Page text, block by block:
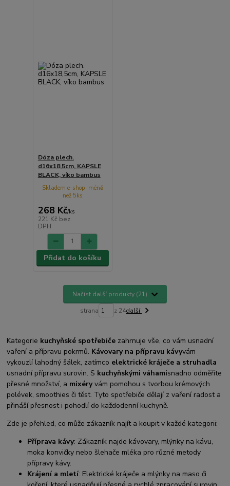
Dóza plech.
d16x18,5cm, KAPSLE
BLACK, víko bambus
268 Kč/ks
221 Kč bez
DPH
Skladem e-shop, méně
než 5ks
Přidat do košíku
Načíst další produkty (21)
strana z 24další
Kategorie kuchyňské spotřebiče zahrnuje vše, co vám usnadní
vaření a přípravu pokrmů. Kávovary na přípravu kávyvám
vykouzlí lahodný šálek, zatímco elektrické kráječe a struhadla
usnadní přípravu surovin. S kuchyňskými váhamisnadno odměříte
přesné množství, a mixéryvám pomohou s tvorbou krémových
polévek, smoothies či těst. Tyto spotřebiče dělají z vaření radost a
přináší přesnost i pohodlí do každodenní kuchyně.
Zde je přehled, co může zákazník najít a koupit v každé kategorii:
Příprava kávy: Zákazník najde kávovary, mlýnky na kávu,
moka konvičky nebo šlehače mléka pro různé metody
přípravy kávy.
Krájení a mletí: Elektrické kráječe a mlýnky na maso či